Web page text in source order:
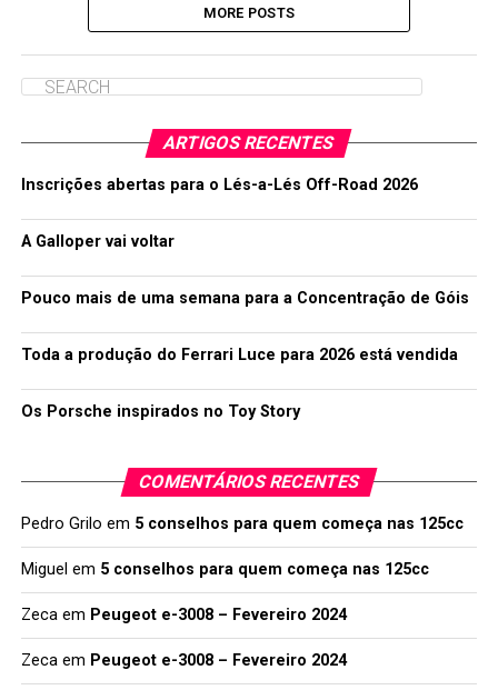
MORE POSTS
ARTIGOS RECENTES
Inscrições abertas para o Lés-a-Lés Off-Road 2026
A Galloper vai voltar
Pouco mais de uma semana para a Concentração de Góis
Toda a produção do Ferrari Luce para 2026 está vendida
Os Porsche inspirados no Toy Story
COMENTÁRIOS RECENTES
Pedro Grilo em 5 conselhos para quem começa nas 125cc
Miguel em 5 conselhos para quem começa nas 125cc
Zecaem Peugeot e-3008 – Fevereiro 2024
Zecaem Peugeot e-3008 – Fevereiro 2024